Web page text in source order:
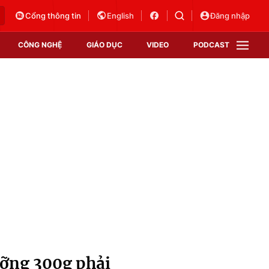
Cổng thông tin English Đăng nhập
CÔNG NGHỆ GIÁO DỤC VIDEO PODCAST
300g phải